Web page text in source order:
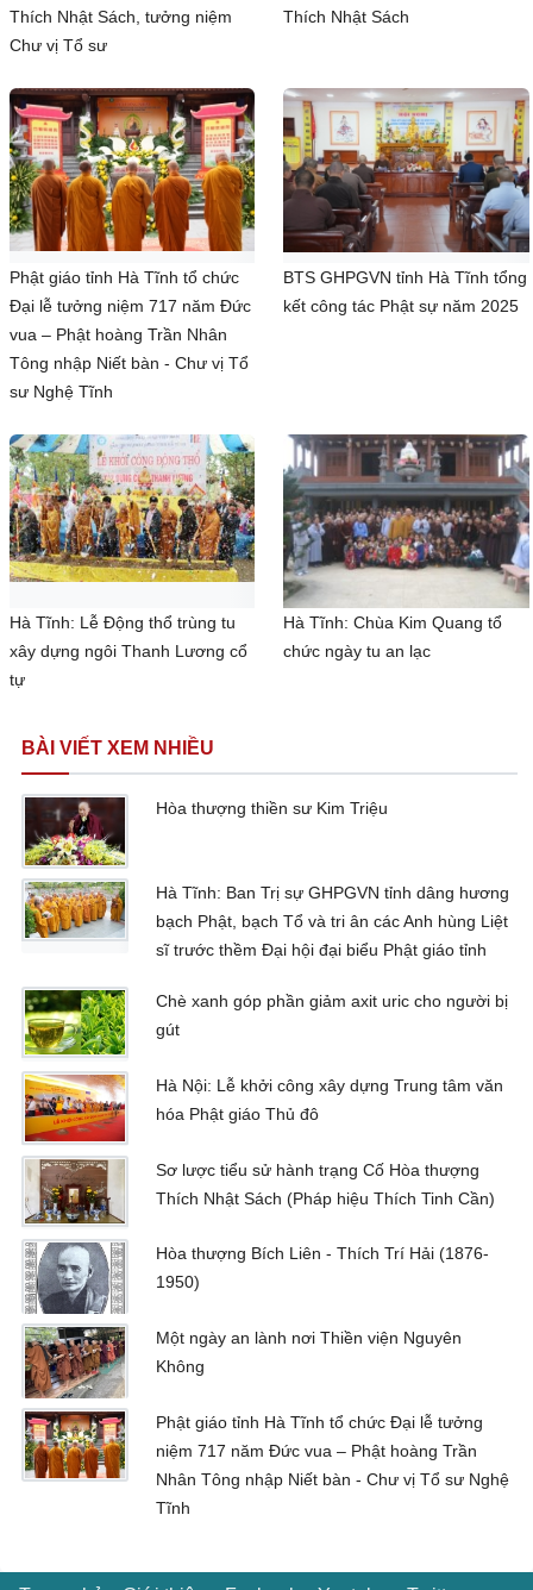
Thích Nhật Sách, tưởng niệm
Chư vị Tổ sư
Thích Nhật Sách
Phật giáo tỉnh Hà Tĩnh tổ chức
Đại lễ tưởng niệm 717 năm Đức
vua – Phật hoàng Trần Nhân
Tông nhập Niết bàn - Chư vị Tổ
sư Nghệ Tĩnh
BTS GHPGVN tỉnh Hà Tĩnh tổng
kết công tác Phật sự năm 2025
Hà Tĩnh: Lễ Động thổ trùng tu
xây dựng ngôi Thanh Lương cổ
tự
Hà Tĩnh: Chùa Kim Quang tổ
chức ngày tu an lạc
BÀI VIẾT XEM NHIỀU
Hòa thượng thiền sư Kim Triệu
Hà Tĩnh: Ban Trị sự GHPGVN tỉnh dâng hương
bạch Phật, bạch Tổ và tri ân các Anh hùng Liệt
sĩ trước thềm Đại hội đại biểu Phật giáo tỉnh
Chè xanh góp phần giảm axit uric cho người bị
gút
Hà Nội: Lễ khởi công xây dựng Trung tâm văn
hóa Phật giáo Thủ đô
Sơ lược tiểu sử hành trạng Cố Hòa thượng
Thích Nhật Sách (Pháp hiệu Thích Tinh Cần)
Hòa thượng Bích Liên - Thích Trí Hải (1876-
1950)
Một ngày an lành nơi Thiền viện Nguyên
Không
Phật giáo tỉnh Hà Tĩnh tổ chức Đại lễ tưởng
niệm 717 năm Đức vua – Phật hoàng Trần
Nhân Tông nhập Niết bàn - Chư vị Tổ sư Nghệ
Tĩnh